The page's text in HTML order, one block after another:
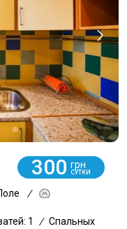
300 грн
СУТКИ
/
1 / Спальных